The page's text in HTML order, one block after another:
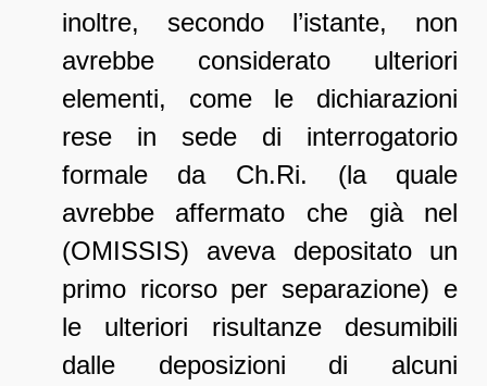
inoltre, secondo l’istante, non
avrebbe considerato ulteriori
elementi, come le dichiarazioni
rese in sede di interrogatorio
formale da Ch.Ri. (la quale
avrebbe affermato che già nel
(OMISSIS) aveva depositato un
primo ricorso per separazione) e
le ulteriori risultanze desumibili
dalle deposizioni di alcuni